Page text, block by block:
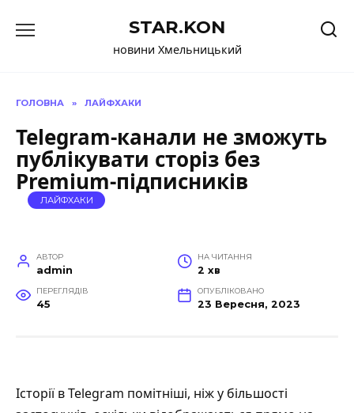
до
STAR.KON
новини Хмельницький
ГОЛОВНА » ЛАЙФХАКИ
Telegram-канали не зможуть
публікувати сторіз без
Premium-підписників
ЛАЙФХАКИ
АВТОР
admin
НА ЧИТАННЯ
2 хв
ПЕРЕГЛЯДІВ
45
ОПУБЛІКОВАНО
23 Вересня, 2023
Історії в Telegram помітніші, ніж у більшості